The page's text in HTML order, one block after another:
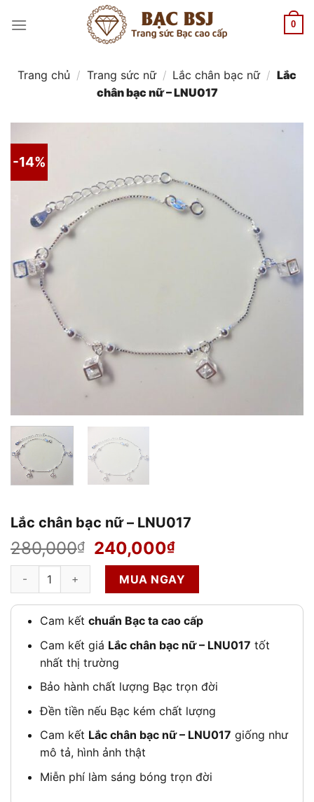
đến
0
Trang chủ / Trang sức nữ / Lắc chân bạc nữ / Lắc
chân bạc nữ – LNU017
-14%
Lắc chân bạc nữ – LNU017
280,000₫
Giá
gốc
280,000₫.
240,000₫Giá
hiện
tại
là:
240,000₫.
Lắc chân bạc nữ – LNU017 số lượng
MUA NGAY
Cam kết chuẩn Bạc ta cao cấp
Cam kết giá Lắc chân bạc nữ – LNU017 tốt
nhất thị trường
Bảo hành chất lượng Bạc trọn đời
Đền tiền nếu Bạc kém chất lượng
Cam kết Lắc chân bạc nữ – LNU017 giống như
mô tả, hình ảnh thật
Miễn phí làm sáng bóng trọn đời